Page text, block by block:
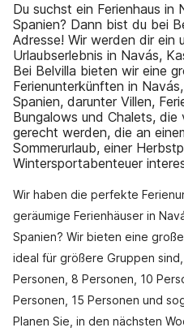
Du suchst ein Ferienhaus
Spanien? Dann bist du bei
Adresse! Wir werden dir ein
Urlaubserlebnis in Navás,
Bei Belvilla bieten wir eine
Ferienunterkünften in
Spanien, darunter Villen,
Bungalows und Chalets, die
gerecht werden, die an
Sommerurlaub, einer
Wintersportabenteuer
Wir haben die perfekte
geräumige Ferienhäuser in
Spanien? Wir bieten eine
ideal für größere Gruppen
Personen, 8 Personen, 10
Personen, 15 Personen und
Planen Sie, in den nächsten